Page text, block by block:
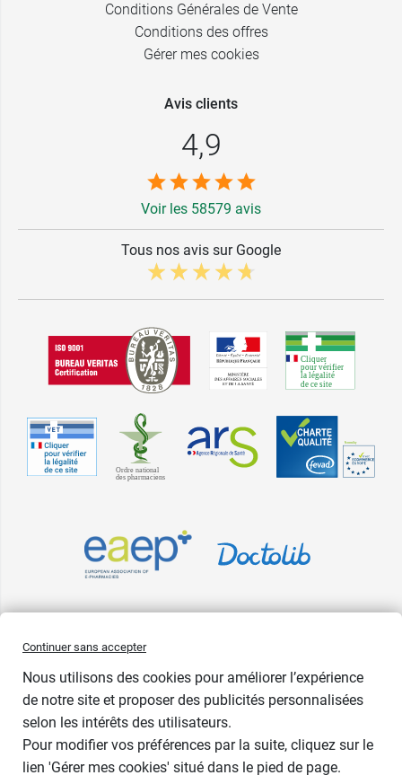
Conditions Générales de Vente
Conditions des offres
Gérer mes cookies
Avis clients
4,9
Voir les 58579 avis
Tous nos avis sur Google
Pharma GDD adhère à la Fédération du e-commerce et de la vente à
européen Ecommerce Europe Trustmark.
Continuer sans accepter
Nous utilisons des cookies pour améliorer l’expérience
de notre site et proposer des publicités personnalisées
selon les intérêts des utilisateurs.
Pour modifier vos préférences par la suite, cliquez sur le
lien 'Gérer mes cookies' situé dans le pied de page.